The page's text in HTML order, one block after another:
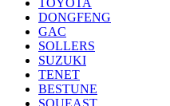
TOYOTA
DONGFENG
GAC
SOLLERS
SUZUKI
TENET
BESTUNE
SOUEAST